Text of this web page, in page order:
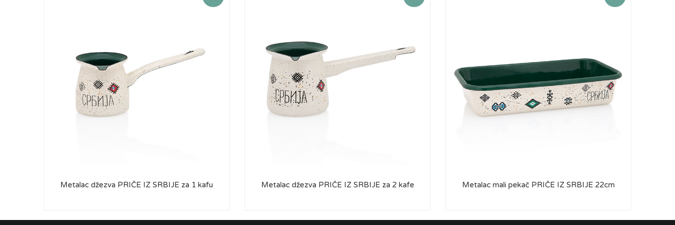
Metalac džezva PRIČE IZ SRBIJE za 1 kafu Metalac džezva PRIČE IZ SRBIJE za 2 kafe Metalac mali pekač PRIČE IZ SRBIJE 22cm